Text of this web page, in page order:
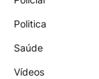
Politica
Saúde
Vídeos